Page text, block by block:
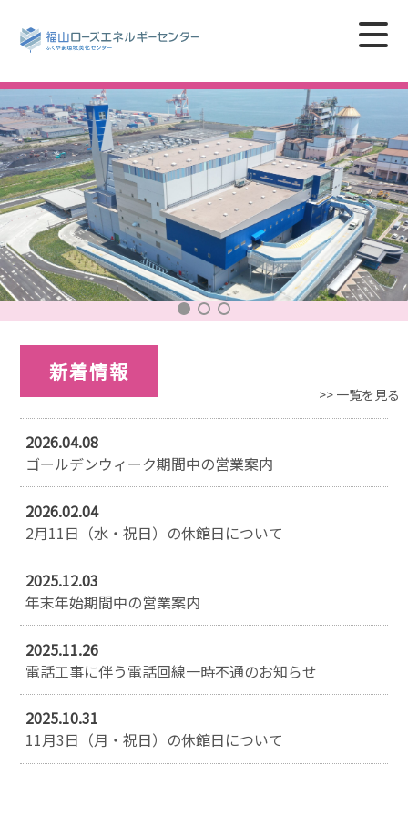
新着情報
>> 一覧を見る
2026.04.08
ゴールデンウィーク期間中の営業案内
2026.02.04
2月11日（水・祝日）の休館日について
2025.12.03
年末年始期間中の営業案内
2025.11.26
電話工事に伴う電話回線一時不通のお知らせ
2025.10.31
11月3日（月・祝日）の休館日について